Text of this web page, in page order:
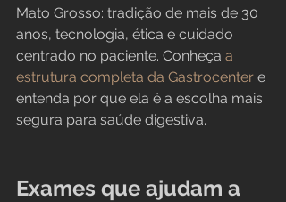
Mato Grosso: tradição de mais de 30
anos, tecnologia, ética e cuidado
centrado no paciente. Conheça a
estrutura completa da Gastrocenter e
entenda por que ela é a escolha mais
segura para saúde digestiva.
Exames que ajudam a